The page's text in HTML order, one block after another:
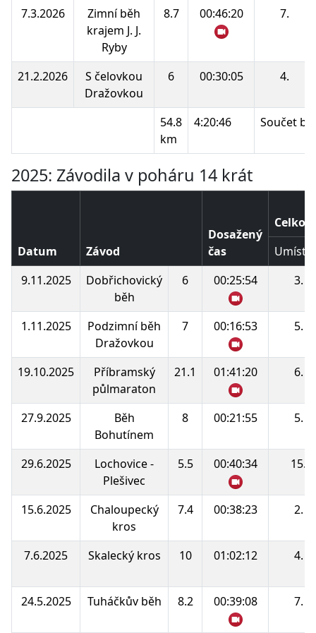
7.3.2026
Zimní běh
krajem J. J.
Ryby
8.7 00:46:20 7.
21.2.2026
S čelovkou
Dražovkou
6 00:30:05 4.
54.8
km
4:20:46 Součet
2025: Závodila v poháru 14 krát
Datum Závod
Dosažený
čas
9.11.2025
Dobřichovický
běh
6 00:25:54 3.
1.11.2025
Podzimní běh
Dražovkou
7 00:16:53 5.
19.10.2025
Příbramský
půlmaraton
21.1 01:41:20 6.
27.9.2025
Běh
Bohutínem
8 00:21:55 5.
29.6.2025
Lochovice -
Plešivec
5.5 00:40:34 15.
15.6.2025
Chaloupecký
kros
7.4 00:38:23 2.
7.6.2025 Skalecký kros 10 01:02:12 4.
24.5.2025 Tuháčkův běh 8.2 00:39:08 7.